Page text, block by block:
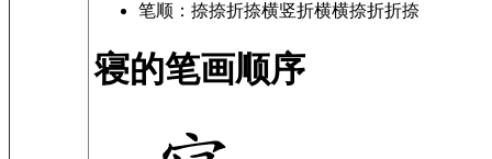
笔顺： 捺捺折捺横竖折横横捺折折捺
寝的笔画顺序